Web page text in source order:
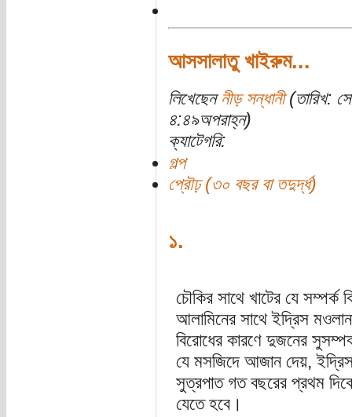
আসসালাতু খাইরুম...
লিখেছেন নীড় সন্ধানী(তারিখ:
৪:৪৯অপরাহ্ন)
ক্যাটেগরি:
গল্প
প্রৌঢ় (৩০ বছর বা তদুর্দ্ধ)
১.
চৌকির সাথে খাটের যে সম্পর্ক
আলামিনের সাথে ইদ্রিস
বিরোধের কারণে দুজনের
যে মসজিদে আজান দেয়,
সুত্রপাত গত বছরের প্রথম
যেতে হবে।